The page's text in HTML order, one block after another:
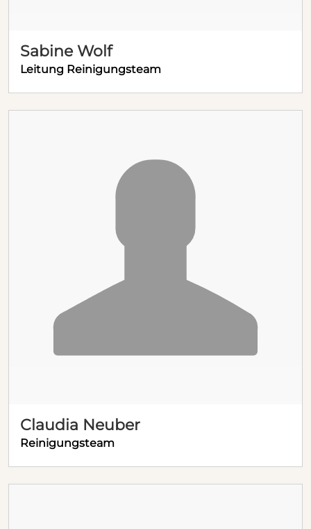
Sabine Wolf
Leitung Reinigungsteam
Claudia Neuber
Reinigungsteam